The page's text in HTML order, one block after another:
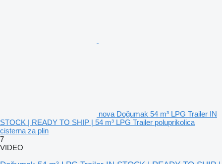
nova Doğumak 54 m³ LPG Trailer IN
STOCK | READY TO SHIP | 54 m³ LPG Trailer poluprikolica
cisterna za plin
7
VIDEO